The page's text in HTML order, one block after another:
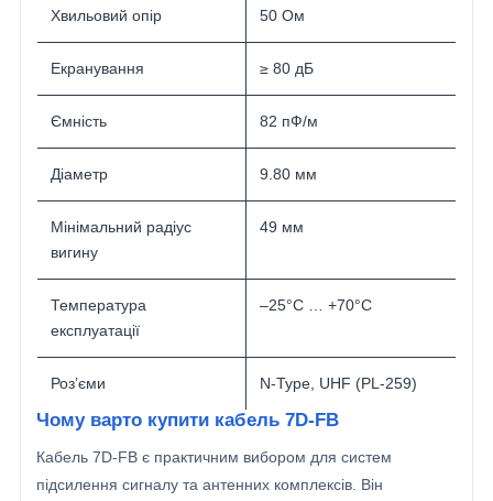
Хвильовий опір 50 Ом
Екранування ≥ 80 дБ
Ємність 82 пФ/м
Діаметр 9.80 мм
Мінімальний радіус
вигину
49 мм
Температура
експлуатації
–25°C … +70°C
Роз’єми N-Type, UHF (PL-259)
Чому варто купити кабель 7D-FB
Кабель 7D-FB є практичним вибором для систем
підсилення сигналу та антенних комплексів. Він